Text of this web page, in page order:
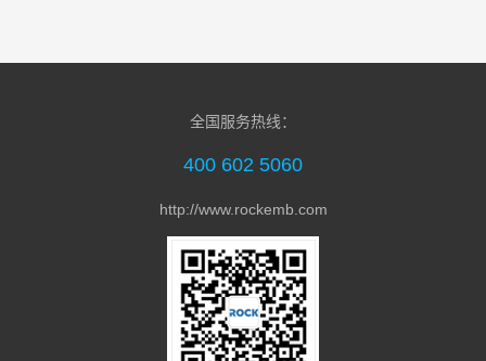
21.5寸 RK3288 安卓工控一体机MDC-218
全国服务热线：
400 602 5060
http://www.rockemb.com